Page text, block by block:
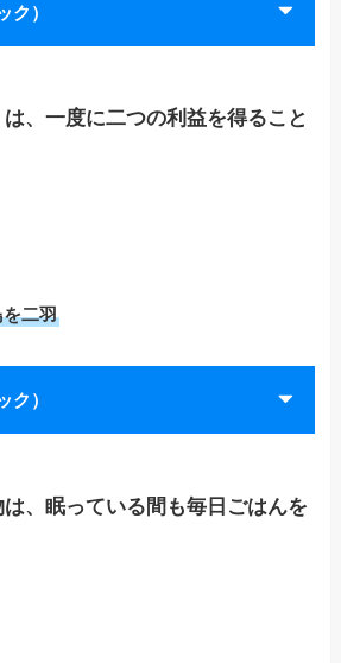
ク）
、一度に二つの利益を得ること
二羽
ク）
、眠っている間も毎日ごはんを